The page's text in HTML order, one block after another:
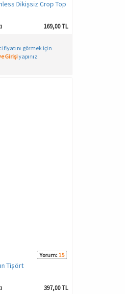
Dikişsiz Crop Top
169,00 TL
fiyatını görmek için
Girişiyapınız.
Yorum: 15
Tişört
397,00 TL